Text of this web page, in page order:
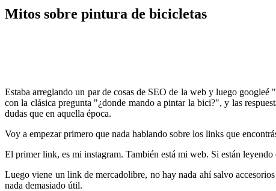
Mitos sobre pintura de bicicletas
Estaba arreglando un par de cosas de SEO de la web y luego
con la clásica pregunta "¿donde mando a pintar la bici?", y las
dudas que en aquella época.
Voy a empezar primero que nada hablando sobre los links que
El primer link, es mi instagram. También está mi web. Si están
Luego viene un link de mercadolibre, no hay nada ahí salvo
nada demasiado útil.